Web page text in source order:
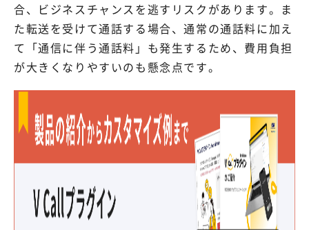
合、ビジネスチャンスを逃すリスクがあります。ま
た転送を受けて通話する場合、通常の通話料に加え
て「通信に伴う通話料」も発生するため、費用負担
が大きくなりやすいのも懸念点です。